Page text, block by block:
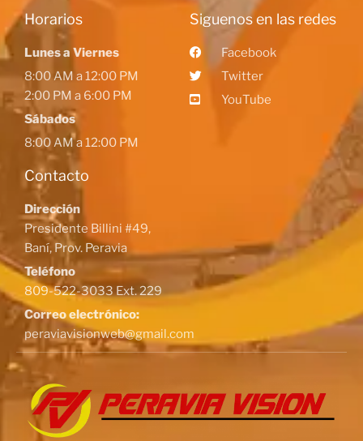
Horarios
Lunes a Viernes
8:00 AM a 12:00 PM
2:00 PM a 6:00 PM
Sábados
8:00 AM a 12:00 PM
Contacto
Dirección
Presidente Billini #49,
Baní, Prov. Peravia
Teléfono
809-522-3033 Ext. 229
Correo electrónico:
peraviavisionweb@gmail.com
Siguenos en las redes
Facebook
Twitter
YouTube